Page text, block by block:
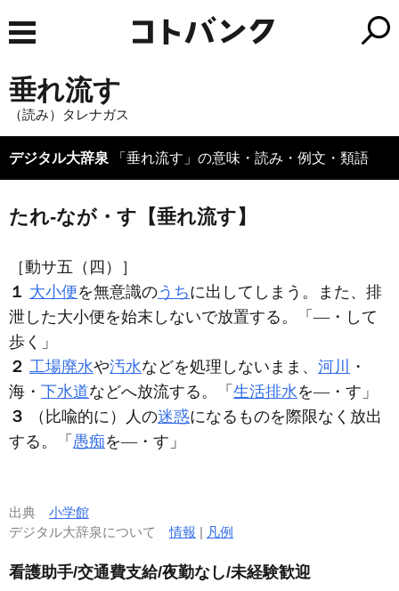
垂れ流す
（読み）タレナガス
デジタル大辞泉 「垂れ流す」の意味・読み・例文・類語
たれ‐なが・す【垂れ流す】
［動サ五（四）］
１ 大小便を無意識のうちに出してしまう。また、排
泄した大小便を始末しないで放置する。「―・して
歩く」
２ 工場廃水や汚水などを処理しないまま、 河川
・
海・ 下水道などへ放流する。「 生活排水を―・す」
３
（比喩的に）人の迷惑になるものを際限なく放出
する。「 愚痴を―・す」
出典 小学館
デジタル大辞泉について情報 | 凡例
看護助手/交通費支給/夜勤なし/未経験歓迎